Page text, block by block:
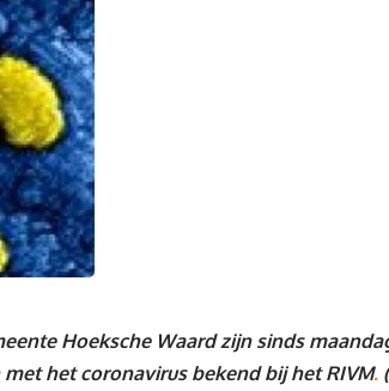
Hoeksche Waard zijn sinds
het coronavirus bekend bij het RIVM.